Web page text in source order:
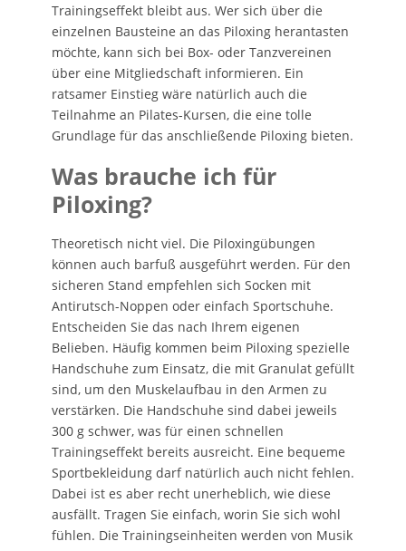
Trainingseffekt bleibt aus. Wer sich über die
einzelnen Bausteine an das Piloxing herantasten
möchte, kann sich bei Box- oder Tanzvereinen
über eine Mitgliedschaft informieren. Ein
ratsamer Einstieg wäre natürlich auch die
Teilnahme an Pilates-Kursen, die eine tolle
Grundlage für das anschließende Piloxing bieten.
Was brauche ich für
Piloxing?
Theoretisch nicht viel. Die Piloxingübungen
können auch barfuß ausgeführt werden. Für den
sicheren Stand empfehlen sich Socken mit
Antirutsch-Noppen oder einfach Sportschuhe.
Entscheiden Sie das nach Ihrem eigenen
Belieben. Häufig kommen beim Piloxing spezielle
Handschuhe zum Einsatz, die mit Granulat gefüllt
sind, um den Muskelaufbau in den Armen zu
verstärken. Die Handschuhe sind dabei jeweils
300 g schwer, was für einen schnellen
Trainingseffekt bereits ausreicht. Eine bequeme
Sportbekleidung darf natürlich auch nicht fehlen.
Dabei ist es aber recht unerheblich, wie diese
ausfällt. Tragen Sie einfach, worin Sie sich wohl
fühlen. Die Trainingseinheiten werden von Musik